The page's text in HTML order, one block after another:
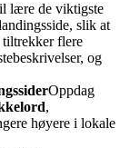
lære de viktigste
slik at
tiltrekker flere
og
Oppdag
,
høyere i lokale